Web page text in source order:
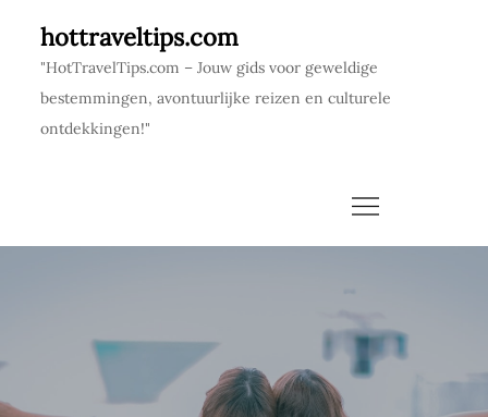
content
hottraveltips.com
"HotTravelTips.com – Jouw gids voor geweldige
bestemmingen, avontuurlijke reizen en culturele
ontdekkingen!"